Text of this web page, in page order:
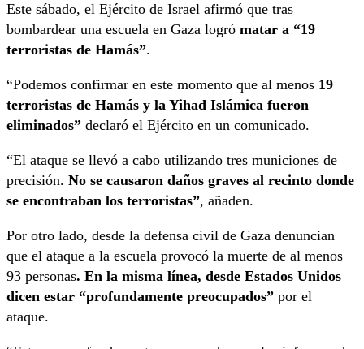
Este sábado, el Ejército de Israel afirmó que tras
bombardear una escuela en Gaza logró matar a “19
terroristas de Hamás”.
“Podemos confirmar en este momento que al menos 19
terroristas de Hamás y la Yihad Islámica fueron
eliminados” declaró el Ejército en un comunicado.
“El ataque se llevó a cabo utilizando tres municiones de
precisión. No se causaron daños graves al recinto donde
se encontraban los terroristas”, añaden.
Por otro lado, desde la defensa civil de Gaza denuncian
que el ataque a la escuela provocó la muerte de al menos
93 personas. En la misma línea, desde Estados Unidos
dicen estar “profundamente preocupados” por el
ataque.